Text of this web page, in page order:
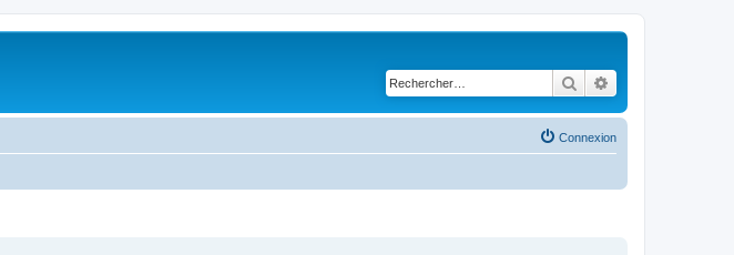
Rechercher
Connexion